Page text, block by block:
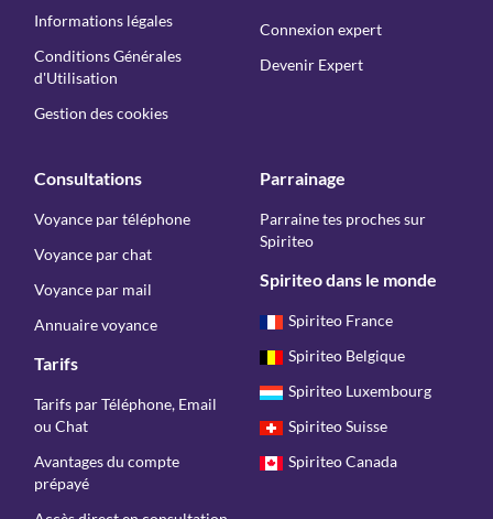
Informations légales
Conditions Générales
d'Utilisation
Gestion des cookies
Connexion expert
Devenir Expert
Consultations
Voyance par téléphone
Voyance par chat
Voyance par mail
Annuaire voyance
Tarifs
Tarifs par Téléphone, Email
ou Chat
Avantages du compte
prépayé
Parrainage
Parraine tes proches sur
Spiriteo
Spiriteo dans le monde
Spiriteo France
Spiriteo Belgique
Spiriteo Luxembourg
Spiriteo Suisse
Spiriteo Canada